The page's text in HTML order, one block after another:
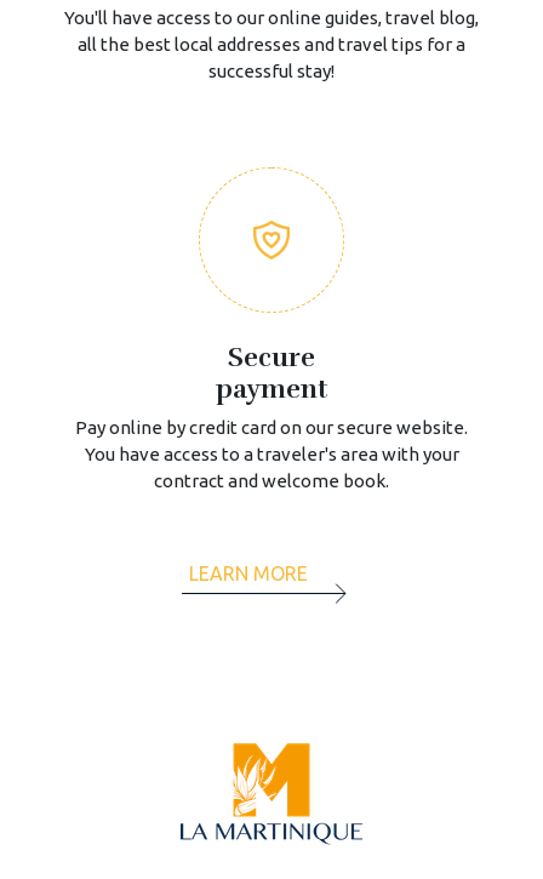
LEARN MORE
You'll have access to our online guides, travel blog,
all the best local addresses and travel tips for a
successful stay!
Secure
payment
Pay online by credit card on our secure website.
You have access to a traveler's area with your
contract and welcome book.